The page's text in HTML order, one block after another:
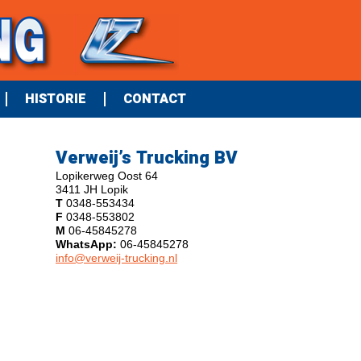
HISTORIE CONTACT
Verweij’s Trucking BV
Lopikerweg Oost 64
3411 JH Lopik
T 0348-553434
F 0348-553802
M 06-45845278
WhatsApp: 06-45845278
info@verweij-trucking.nl